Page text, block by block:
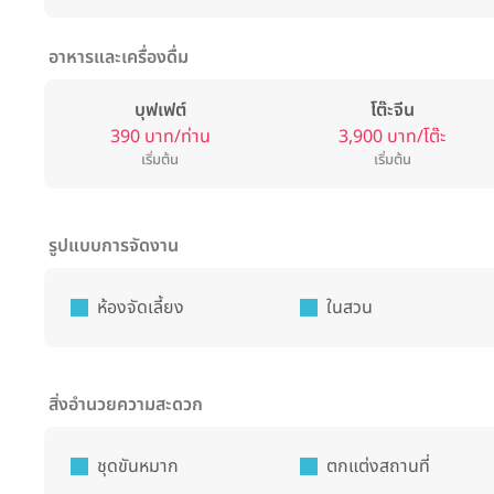
อาหารและเครื่องดื่ม
บุฟเฟต์
390 บาท/ท่าน
เริ่มต้น
โต๊ะจีน
3,900 บาท/โต๊ะ
เริ่มต้น
รูปแบบการจัดงาน
ห้องจัดเลี้ยง ในสวน
สิ่งอำนวยความสะดวก
ชุดขันหมาก ตกแต่งสถานที่